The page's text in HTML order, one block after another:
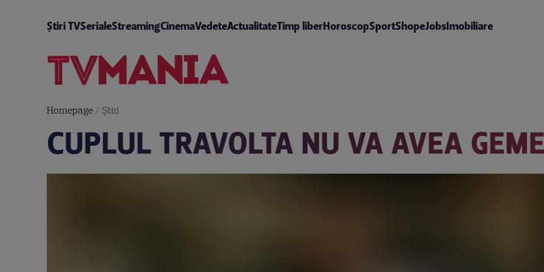
Știri TVSerialeStreamingCinemaVedeteActualitateTimp liberHoroscopSportShopeJobsImobiliare
Homepage/ Știri
CUPLUL TRAVOLTA NU VA AVEA